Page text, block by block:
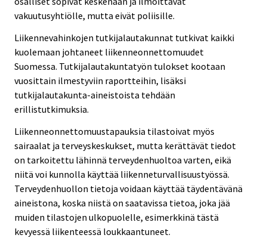
vakuutusyhtiölle, mutta eivät poliisille.
Liikennevahinkojen tutkijalautakunnat tutkivat kaikki
kuolemaan johtaneet liikenneonnettomuudet
Suomessa. Tutkijalautakuntatyön tulokset kootaan
vuosittain ilmestyviin raportteihin, lisäksi
tutkijalautakunta-aineistoista tehdään
erillistutkimuksia.
Liikenneonnettomuustapauksia tilastoivat myös
sairaalat ja terveyskeskukset, mutta kerättävät tiedot
on tarkoitettu lähinnä terveydenhuoltoa varten, eikä
niitä voi kunnolla käyttää liikenneturvallisuustyössä.
Terveydenhuollon tietoja voidaan käyttää täydentävänä
aineistona, koska niistä on saatavissa tietoa, joka jää
muiden tilastojen ulkopuolelle, esimerkkinä tästä
kevyessä liikenteessä loukkaantuneet.